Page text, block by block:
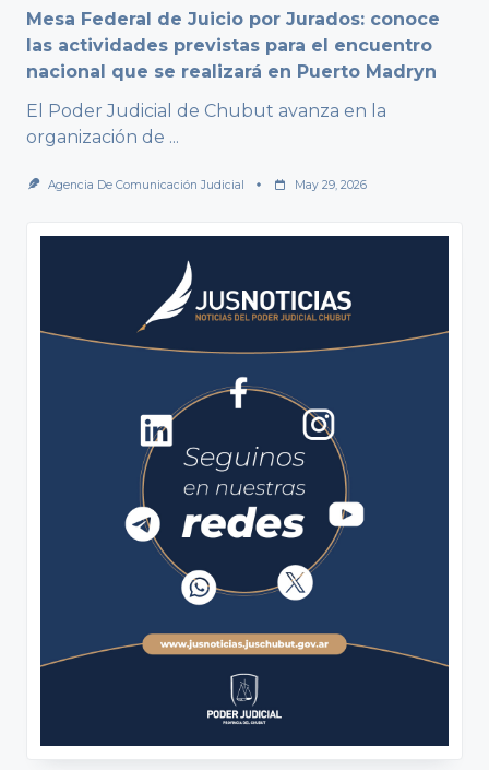
Mesa Federal de Juicio por Jurados: conoce
las actividades previstas para el encuentro
nacional que se realizará en Puerto Madryn
El Poder Judicial de Chubut avanza en la
organización de ...
Agencia De Comunicación Judicial May 29, 2026